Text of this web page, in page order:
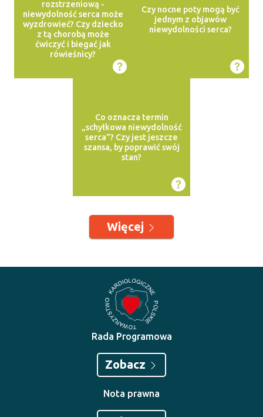
rozstrzeniową -
niewydolność serca może
wyzdrowieć? Czy dziecko
z tą chorobą może
ćwiczyć i biegać jak
rówieśnicy?
Czy nocne poty mogą być
jednym z objawów
niewydolności serca?
Co oznacza termin
„schyłkowa niewydolność
serca”? Czy jest jeszcze
szansa, by poprawić swój
stan?
Więcej
Rada Programowa
Zobacz
Nota prawna